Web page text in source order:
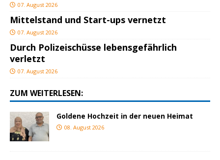
07. August 2026
Mittelstand und Start-ups vernetzt
07. August 2026
Durch Polizeischüsse lebensgefährlich
verletzt
07. August 2026
ZUM WEITERLESEN:
Goldene Hochzeit in der neuen Heimat
08. August 2026